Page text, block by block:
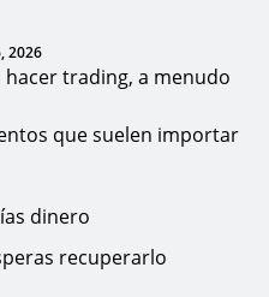
2026
hacer trading, a menudo
que suelen importar
dinero
recuperarlo